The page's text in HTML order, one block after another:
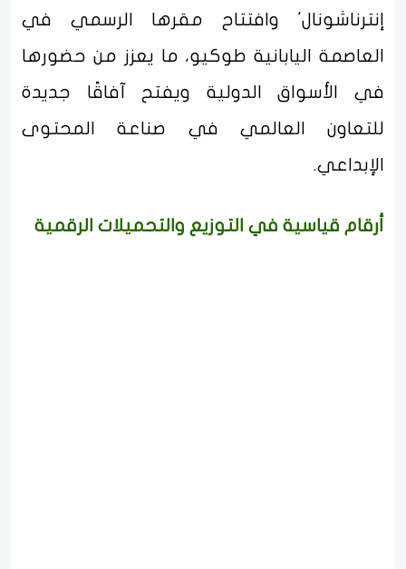
إنترناشونال' وافتتاح مقرها الرسمي في
العاصمة اليابانية طوكيو، ما يعزز من حضورها
في الأسواق الدولية ويفتح آفاقًا جديدة
للتعاون العالمي في صناعة المحتوى
الإبداعي.
أرقام قياسية في التوزيع والتحميلات الرقمية